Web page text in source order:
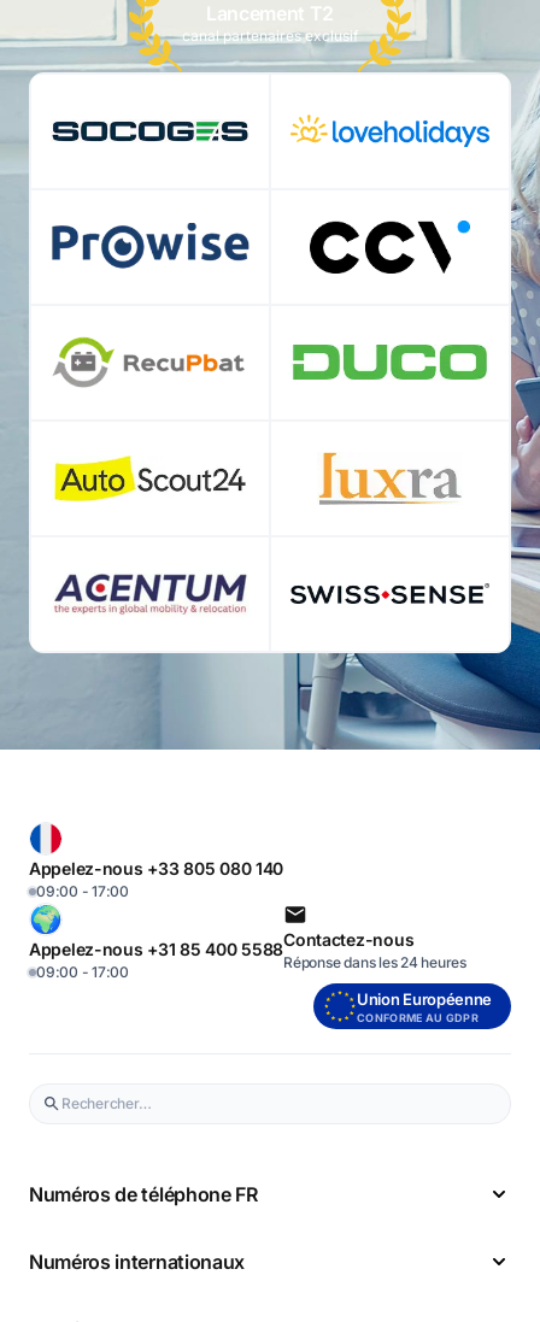
Lancement T2
canal partenaires exclusif
Appelez-nous +33 805 080 140
09:00 - 17:00
Appelez-nous +31 85 400 5588
09:00 - 17:00
Contactez-nous
Réponse dans les 24 heures
Union Européenne
CONFORME AU GDPR
Numéros de téléphone FR
Numéros internationaux